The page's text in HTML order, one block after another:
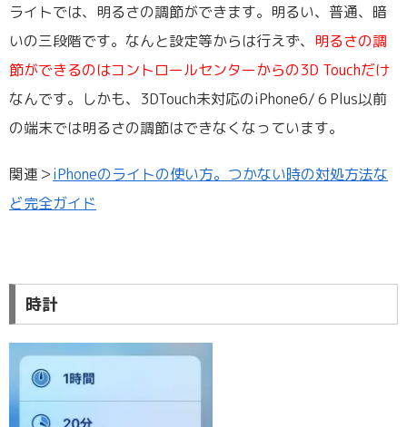
ライトでは、明るさの調節ができます。明るい、普通、暗
いの三段階です。なんと設定等からは行えず、 明るさの調
節ができるのはコントロールセンターからの3D Touchだけ
なんです。しかも、3DTouch未対応のiPhone6/６Plus以前
の端末では明るさの調節はできなくなっています。
関連＞iPhoneのライトの使い方。つかない時の対処方法な
ど完全ガイド
時計